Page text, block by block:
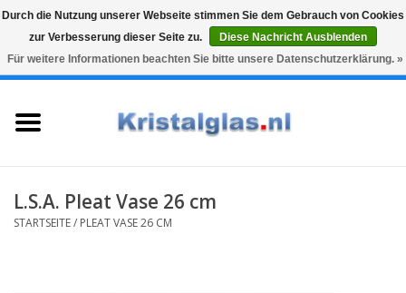
Snelle levering
Graveren
0 Artikel - €0,00
Karaffen
L.S.A. Pleat Vase 26 cm
STARTSEITE/ PLEAT VASE 26 CM
Durch die Nutzung unserer Webseite stimmen Sie dem Gebrauch von Cookies
zur Verbesserung dieser Seite zu.
Diese Nachricht Ausblenden
Für weitere Informationen beachten Sie bitte unsere Datenschutzerklärung. »